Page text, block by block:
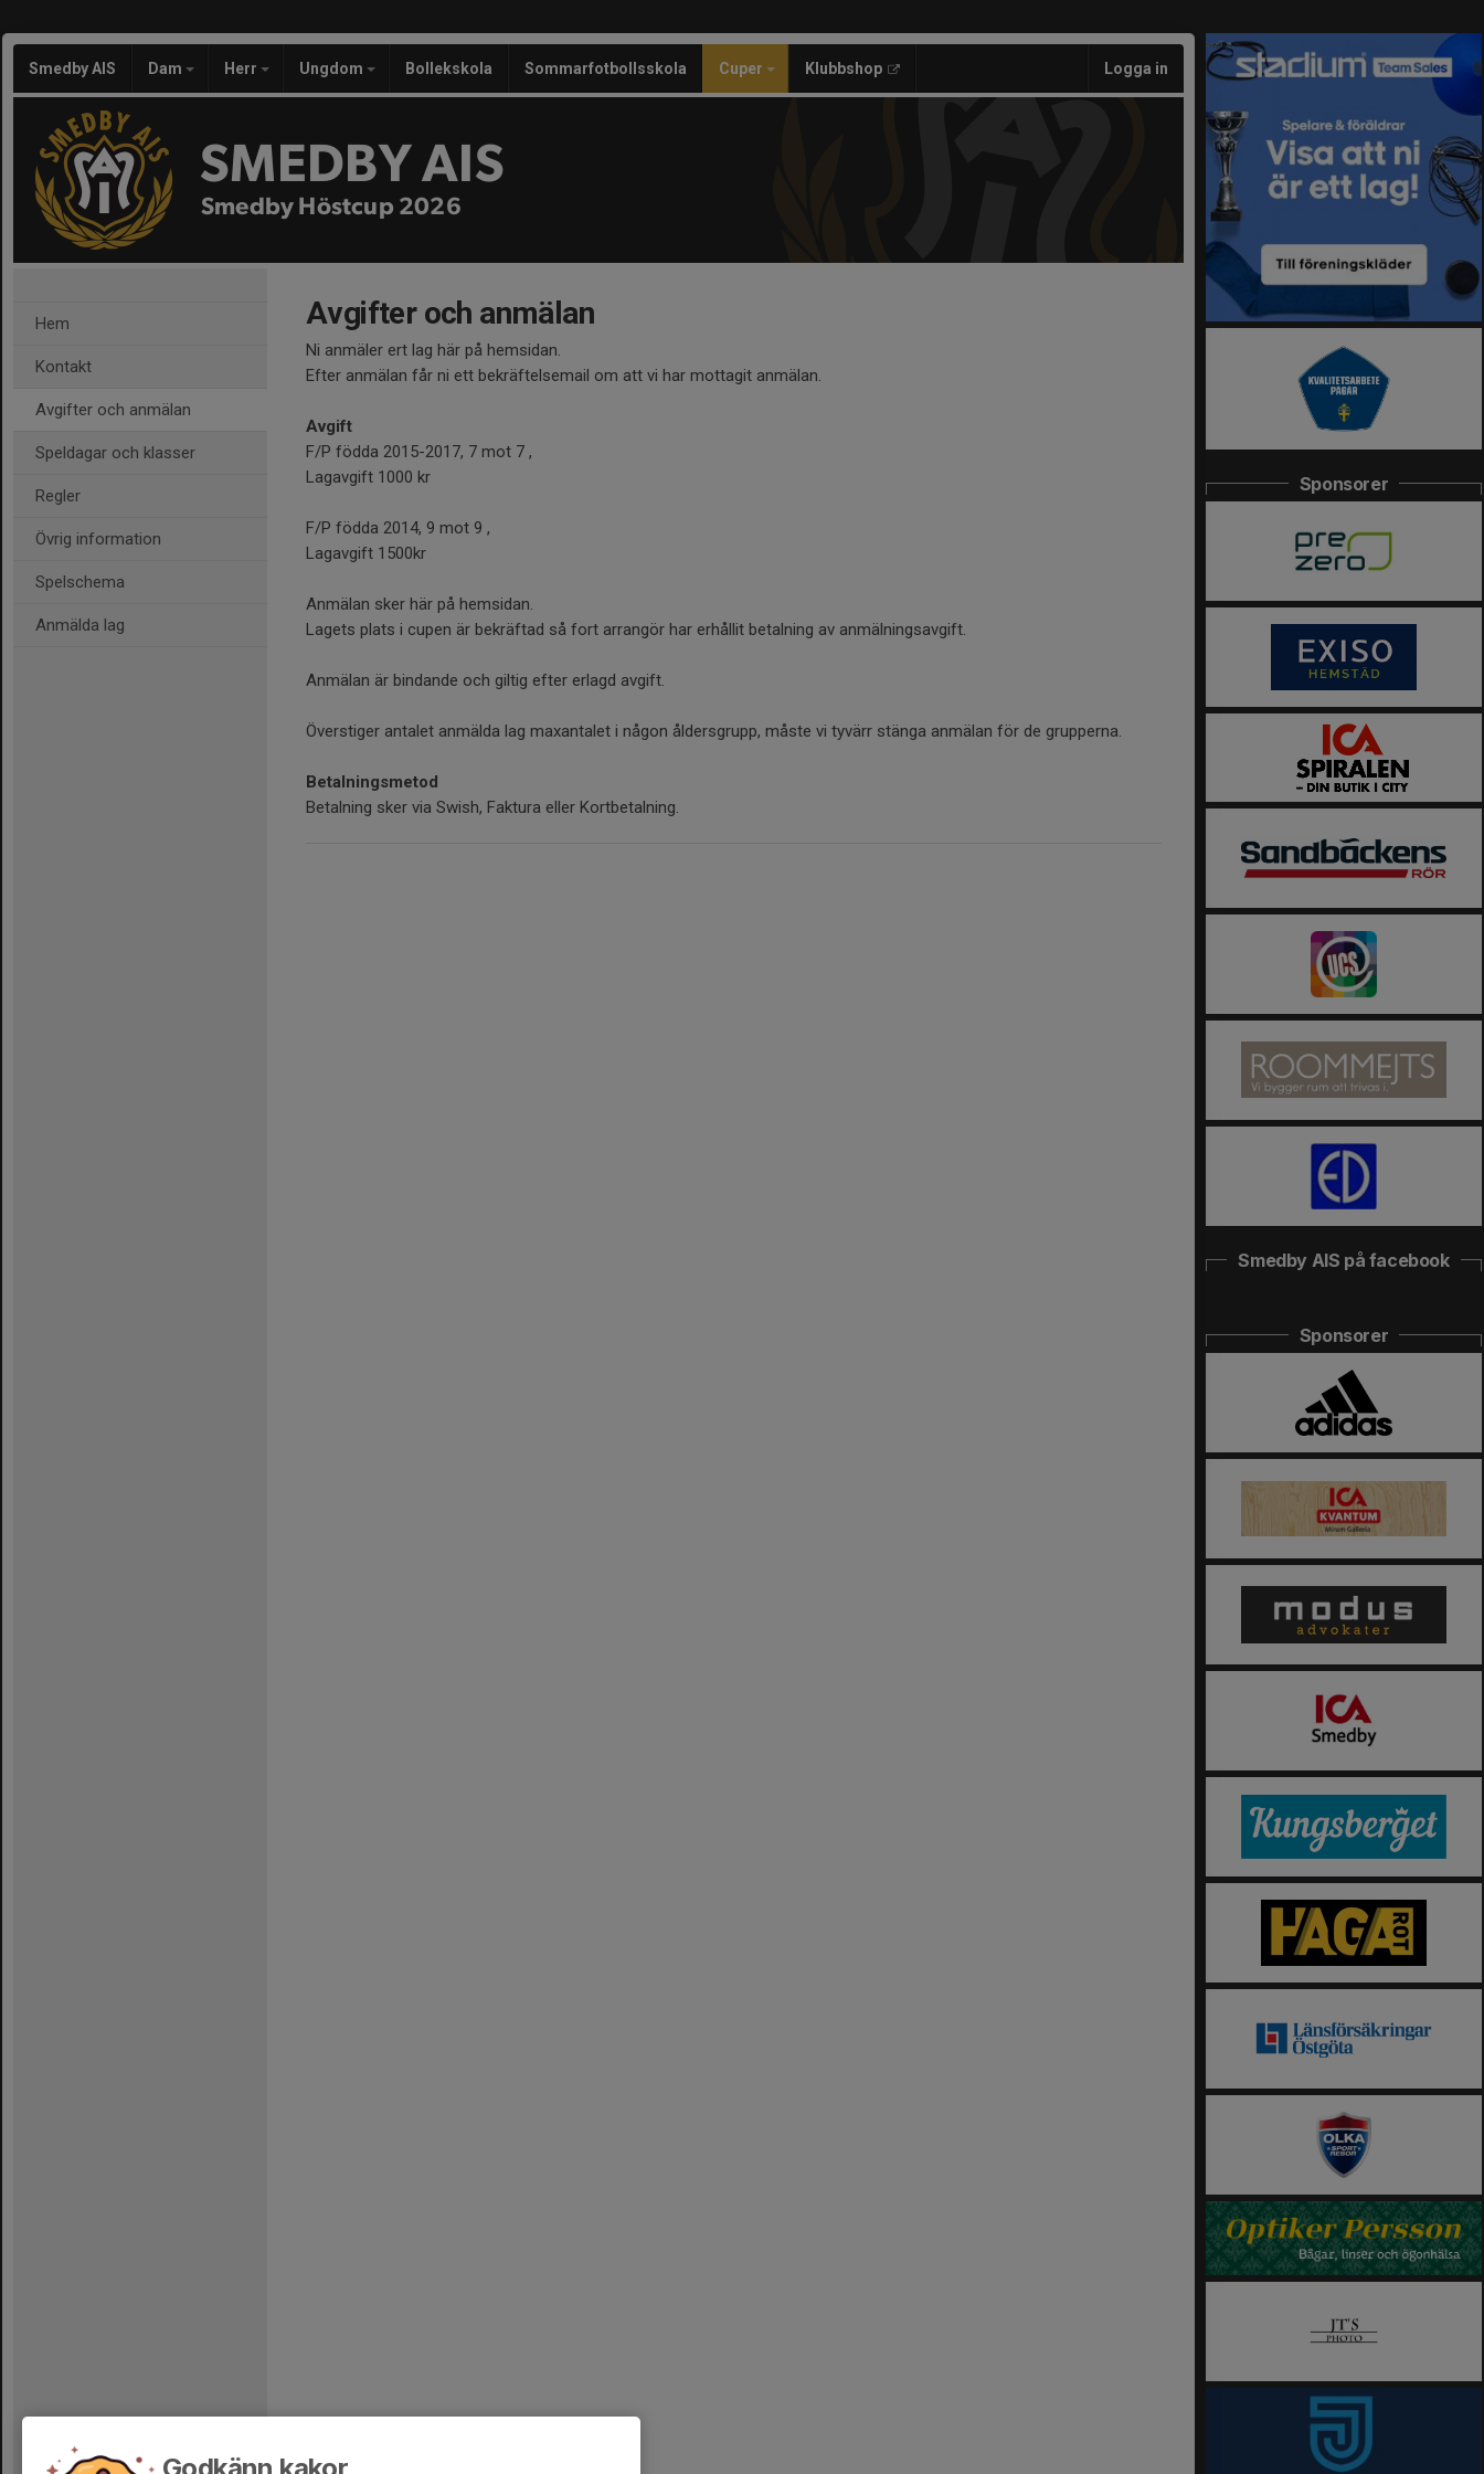
Smedby AIS Dam Herr Ungdom Bollekskola Sommarfotbollsskola Cuper Klubbshop Logga in
SMEDBY AIS
Smedby Höstcup 2026
Hem
Kontakt
Avgifter och anmälan
Speldagar och klasser
Regler
Övrig information
Spelschema
Anmälda lag
Avgifter och anmälan
Ni anmäler ert lag här på hemsidan.
Efter anmälan får ni ett bekräftelsemail om att vi har mottagit anmälan.
Avgift
F/P födda 2015-2017, 7 mot 7 ,
Lagavgift 1000 kr
F/P födda 2014, 9 mot 9 ,
Lagavgift 1500kr
Anmälan sker här på hemsidan.
Lagets plats i cupen är bekräftad så fort arrangör har erhållit betalning av anmälningsavgift.
Anmälan är bindande och giltig efter erlagd avgift.
Överstiger antalet anmälda lag maxantalet i någon åldersgrupp, måste vi tyvärr stänga anmälan för de grupperna.
Betalningsmetod
Betalning sker via Swish, Faktura eller Kortbetalning.
Sponsorer
Smedby AIS på facebook
Sponsorer